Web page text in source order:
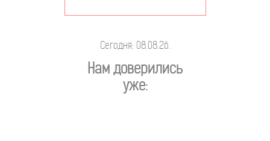
Сегодня: 08.08.26.
Нам доверились
уже: